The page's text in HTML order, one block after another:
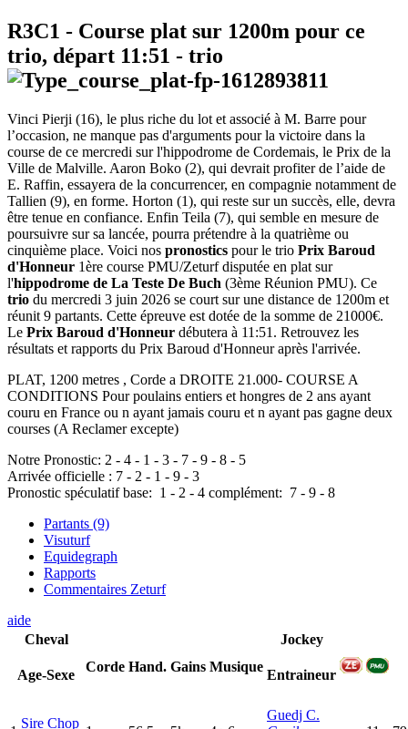
R3C1 - Course plat sur 1200m pour ce
trio, départ 11:51 - trio
Vinci Pierji (16), le plus riche du lot et associé à M. Barre pour
l’occasion, ne manque pas d'arguments pour la victoire dans la
course de ce mercredi sur l'hippodrome de Cordemais, le Prix de la
Ville de Malville. Aaron Boko (2), qui devrait profiter de l’aide de
E. Raffin, essayera de la concurrencer, en compagnie notamment de
Tallien (9), en forme. Horton (1), qui reste sur un succès, elle, devra
être tenue en confiance. Enfin Teila (7), qui semble en mesure de
poursuivre sur sa lancée, pourra prétendre à la quatrième ou
cinquième place. Voici nos pronostics pour le trio Prix Baroud
d'Honneur 1ère course PMU/Zeturf disputée en plat sur
l'hippodrome de La Teste De Buch (3ème Réunion PMU). Ce
trio du mercredi 3 juin 2026 se court sur une distance de 1200m et
réunit 9 partants. Cette épreuve est dotée de la somme de 21000€.
Le Prix Baroud d'Honneur débutera à 11:51. Retrouvez les
résultats et rapports du Prix Baroud d'Honneur après l'arrivée.
PLAT, 1200 metres , Corde a DROITE 21.000- COURSE A
CONDITIONS Pour poulains entiers et hongres de 2 ans ayant
couru en France ou n ayant jamais couru et n ayant pas gagne deux
courses (A Reclamer excepte)
Notre Pronostic: 2 - 4 - 1 - 3 - 7 - 9 - 8 - 5
Arrivée officielle : 7 - 2 - 1 - 9 - 3
Pronostic spéculatif base: 1 - 2 - 4 complément: 7 - 9 - 8
Partants (9)
Visuturf
Equidegraph
Rapports
Commentaires Zeturf
aide
Cheval
Age-Sexe
Corde Hand. Gains Musique
Jockey
Entraineur
Sire Chop
Guedj C.